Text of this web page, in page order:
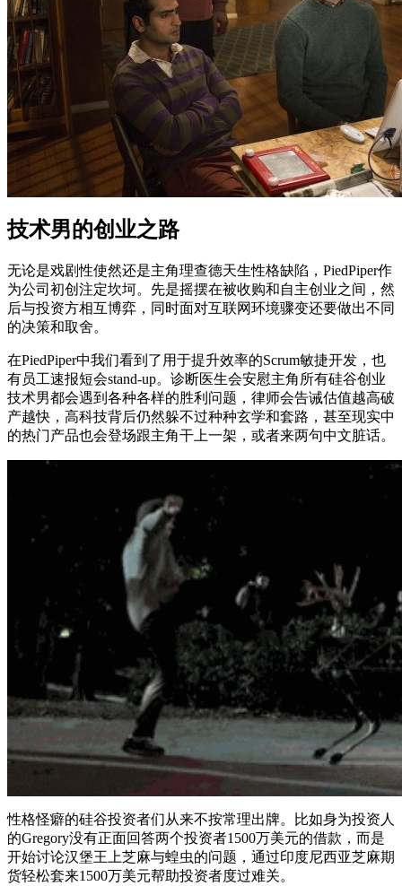
技术男的创业之路
无论是戏剧性使然还是主角理查德天生性格缺陷，PiedPiper作
为公司初创注定坎坷。先是摇摆在被收购和自主创业之间，然
后与投资方相互博弈，同时面对互联网环境骤变还要做出不同
的决策和取舍。
在PiedPiper中我们看到了用于提升效率的Scrum敏捷开发，也
有员工速报短会stand-up。诊断医生会安慰主角所有硅谷创业
技术男都会遇到各种各样的胜利问题，律师会告诫估值越高破
产越快，高科技背后仍然躲不过种种玄学和套路，甚至现实中
的热门产品也会登场跟主角干上一架，或者来两句中文脏话。
性格怪癖的硅谷投资者们从来不按常理出牌。比如身为投资人
的Gregory没有正面回答两个投资者1500万美元的借款，而是
开始讨论汉堡王上芝麻与蝗虫的问题，通过印度尼西亚芝麻期
货轻松套来1500万美元帮助投资者度过难关。